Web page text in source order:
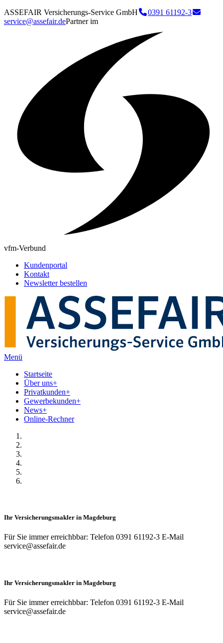
ASSEFAIR Versicherungs-Service GmbH
0391 61192-3
service@assefair.dePartner im
vfm-Verbund
Kundenportal
Kontakt
Newsletter bestellen
Menü
Startseite
Über uns+
Privatkunden+
Gewerbekunden+
News+
Online-Rechner
Ihr Versicherungsmakler in Magdeburg
Für Sie immer erreichbbar: Telefon 0391 61192-3 E-Mail
service@assefair.de
Ihr Versicherungsmakler in Magdeburg
Für Sie immer erreichbbar: Telefon 0391 61192-3 E-Mail
service@assefair.de